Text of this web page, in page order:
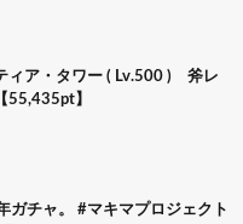
ィア・タワー ( Lv.500 ) 斧レ
】
ガチャ。 #マキマプロジェクト